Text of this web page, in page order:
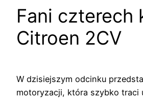
Fani czterech
Citroen 2CV
W dzisiejszym odcinku
motoryzacji, która szybko traci